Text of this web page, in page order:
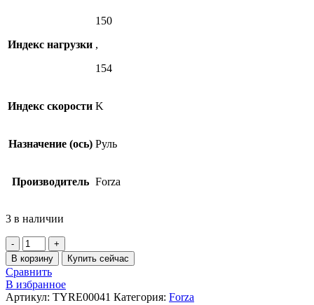
Индекс нагрузки
150
,
154
Индекс скорости K
Назначение (ось) Руль
Производитель Forza
3 в наличии
Количество
товара
FORZA
REG
S
В корзину Купить сейчас
Сравнить
В избранное
Артикул: TYRE00041 Категория: Forza